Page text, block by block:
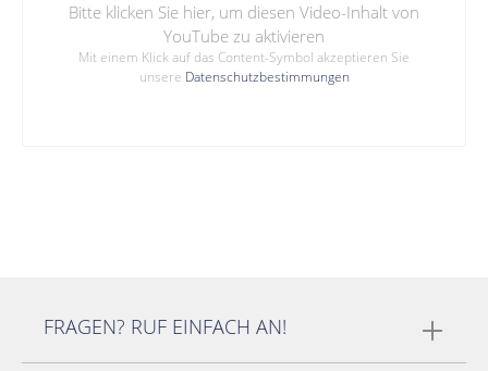
Bitte klicken Sie hier, um diesen Video-Inhalt von
YouTube zu aktivieren
Mit einem Klick auf das Content-Symbol akzeptieren Sie
unsere Datenschutzbestimmungen
FRAGEN? RUF EINFACH AN!